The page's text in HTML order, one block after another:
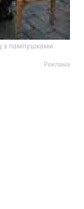
з пампушками
Реклама